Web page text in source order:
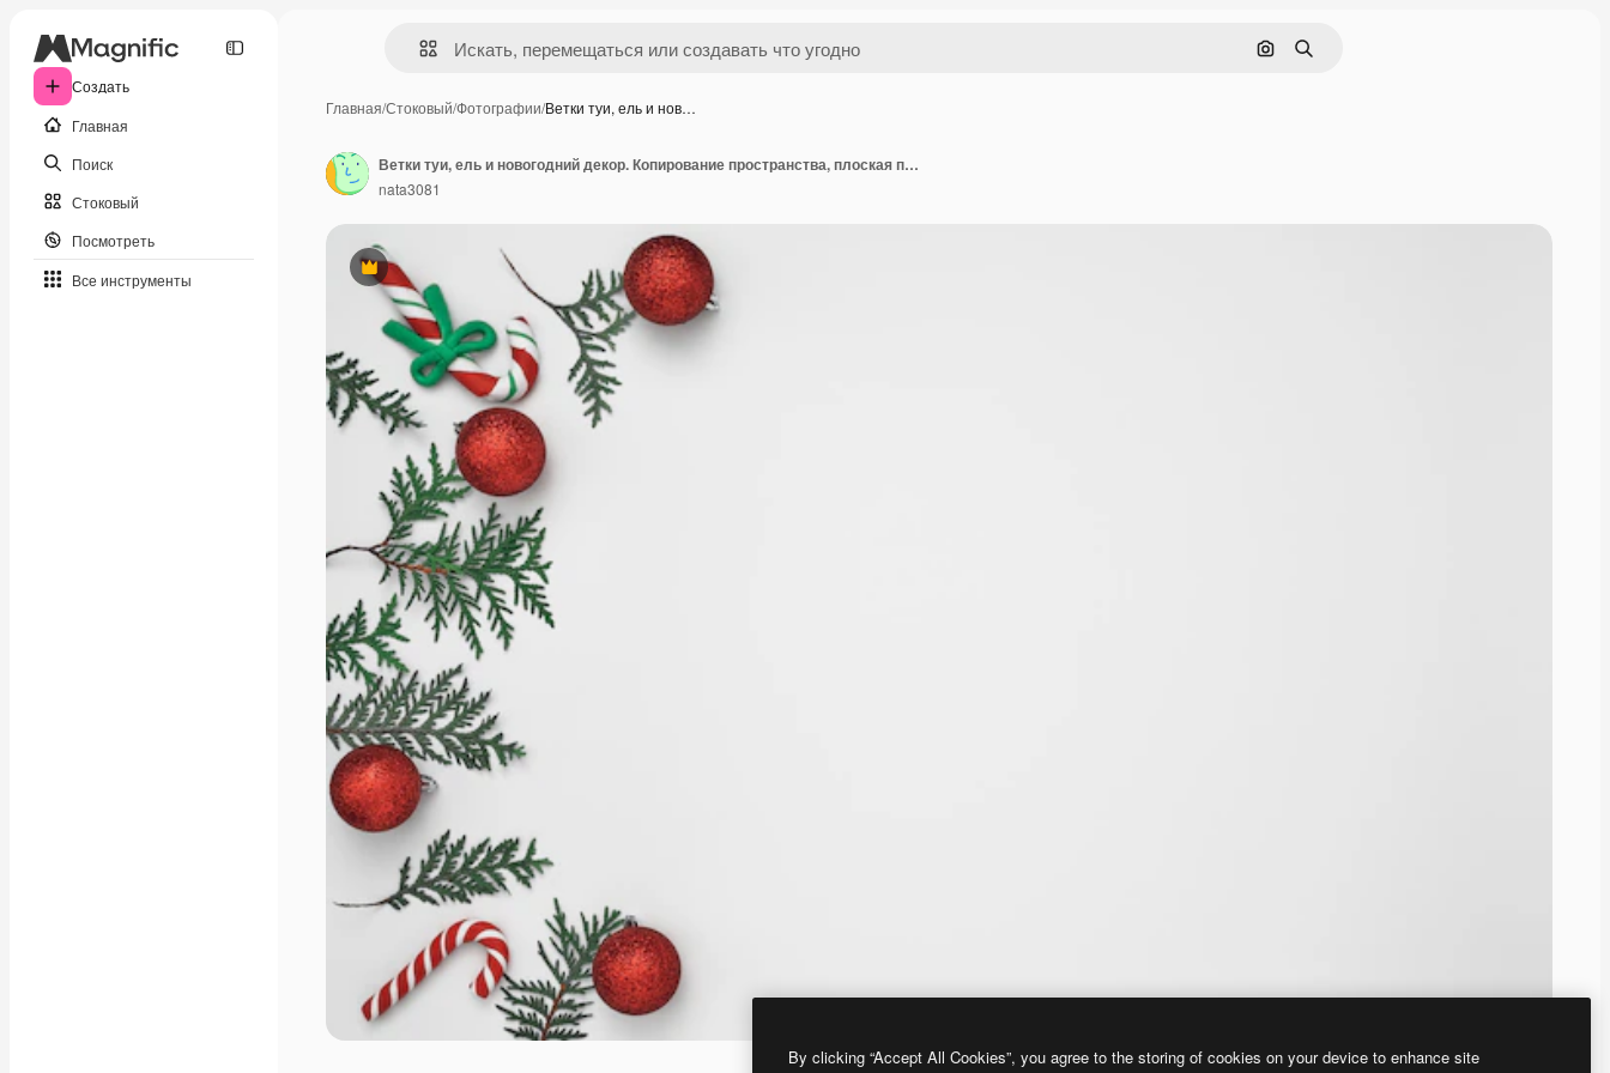
Создать
Главная
Поиск
Стоковый
Посмотреть
Все инструменты
Поиск по изображению
Поиск
Главная/Стоковый/Фотографии/Ветки туи, ель и нов…
Премиум
Ветки туи, ель и новогодний декор. Копирование пространства, плоская планировка, макет, вид сверху.
nata3081
By clicking “Accept All Cookies”, you agree to the storing of cookies on your device to enhance site